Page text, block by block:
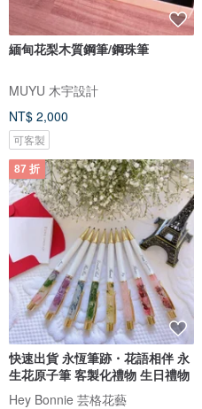
緬甸花梨木質鋼筆/鋼珠筆
MUYU 木宇設計
NT$ 2,000
可客製
87 折
快速出貨 永恆筆跡・花語相伴 永
生花原子筆 客製化禮物 生日禮物
Hey Bonnie 芸格花藝